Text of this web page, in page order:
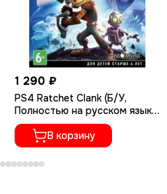
1 290 ₽
PS4 Ratchet Сlank (Б/У,
Полностью на русском языке,
CUSA-01073)
В корзину